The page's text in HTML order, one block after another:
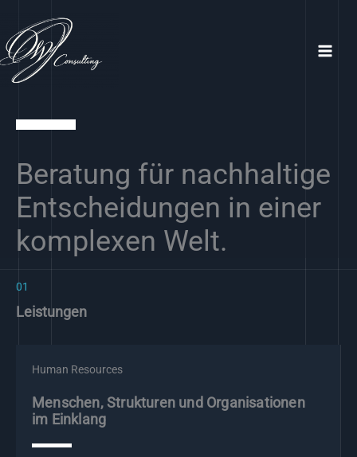
Inhalt
springen
Beratung für nachhaltige
Entscheidungen in einer
komplexen Welt.
01
Leistungen
Human Resources
Menschen, Strukturen und Organisationen
im Einklang